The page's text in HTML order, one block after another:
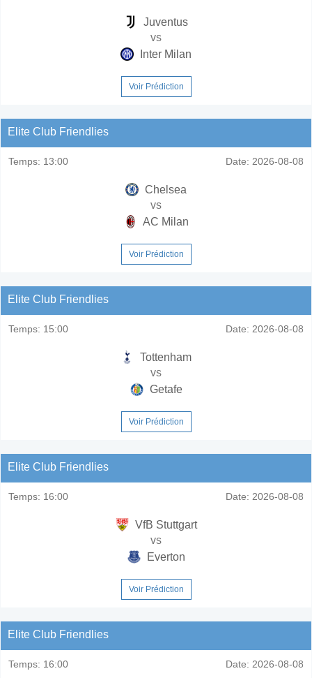
Juventus
vs
Inter Milan
Voir Prédiction
Elite Club Friendlies
Temps: 13:00 Date: 2026-08-08
Chelsea
vs
AC Milan
Voir Prédiction
Elite Club Friendlies
Temps: 15:00 Date: 2026-08-08
Tottenham
vs
Getafe
Voir Prédiction
Elite Club Friendlies
Temps: 16:00 Date: 2026-08-08
VfB Stuttgart
vs
Everton
Voir Prédiction
Elite Club Friendlies
Temps: 16:00 Date: 2026-08-08